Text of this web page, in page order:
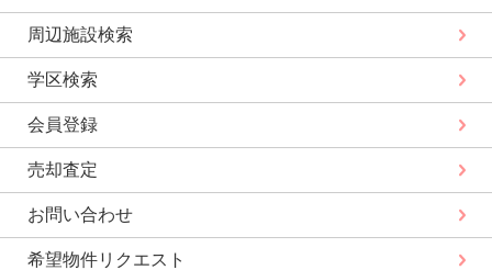
周辺施設検索
学区検索
会員登録
売却査定
お問い合わせ
希望物件リクエスト